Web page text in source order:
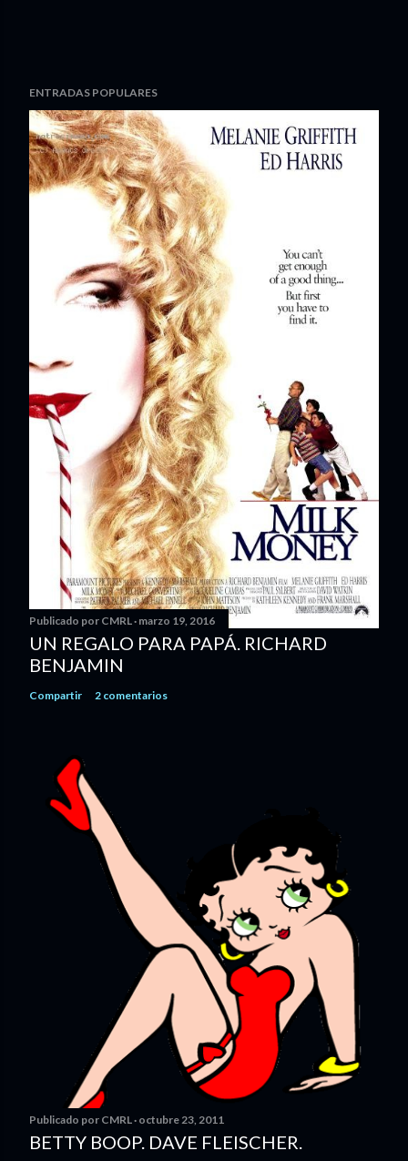
ENTRADAS POPULARES
Publicado por CMRL marzo 19, 2016
UN REGALO PARA PAPÁ. RICHARD
BENJAMIN
Compartir 2 comentarios
Publicado por CMRL octubre 23, 2011
BETTY BOOP. DAVE FLEISCHER.